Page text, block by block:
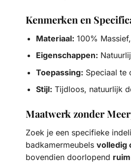
Kenmerken en
Materiaal: 100%
Eigenschappen:
Toepassing: Speciaal te
Stijl: Tijdloos, natuurlijk
Maatwerk zonder
Zoek je een specifieke
badkamermeubels volledig
bovendien doorlopend